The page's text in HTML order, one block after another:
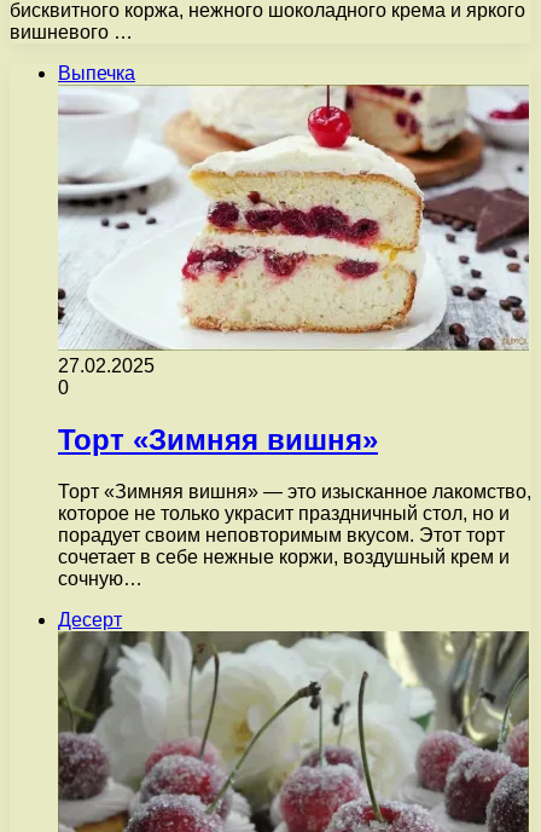
бисквитного коржа, нежного шоколадного крема и яркого
вишневого …
Выпечка
27.02.2025
0
Торт «Зимняя вишня»
Торт «Зимняя вишня» — это изысканное лакомство,
которое не только украсит праздничный стол, но и
порадует своим неповторимым вкусом. Этот торт
сочетает в себе нежные коржи, воздушный крем и
сочную…
Десерт